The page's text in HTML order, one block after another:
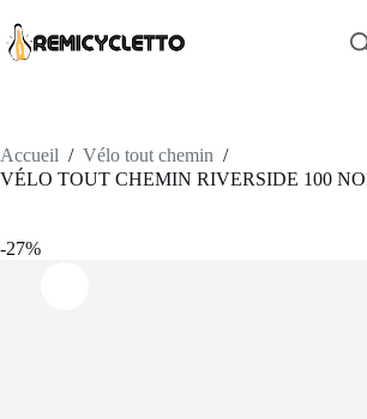
au
contenu
Accueil / Vélo tout chemin /
VÉLO TOUT CHEMIN RIVERSIDE 100
-27%